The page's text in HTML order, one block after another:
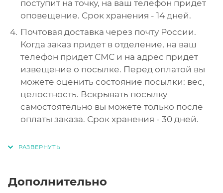
поступит на точку, на ваш телефон придет
оповещение. Срок хранения - 14 дней.
Почтовая доставка через почту России.
Когда заказ придет в отделение, на ваш
телефон придет СМС и на адрес придет
извещение о посылке. Перед оплатой вы
можете оценить состояние посылки: вес,
целостность. Вскрывать посылку
самостоятельно вы можете только после
оплаты заказа. Срок хранения - 30 дней.
Дополнительно